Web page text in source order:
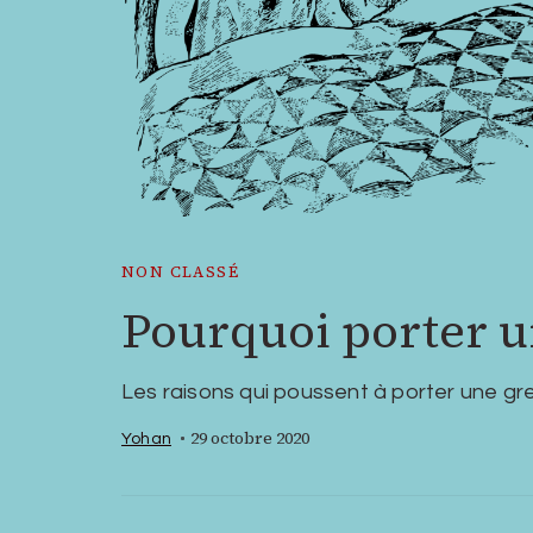
NON CLASSÉ
Pourquoi porter
Les raisons qui poussent à porter une
Yohan 29 octobre 2020